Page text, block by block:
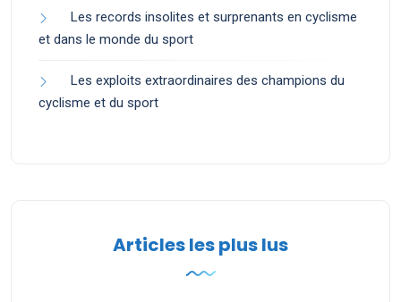
Les records insolites et surprenants en cyclisme
et dans le monde du sport
Les exploits extraordinaires des champions du
cyclisme et du sport
Articles les plus lus